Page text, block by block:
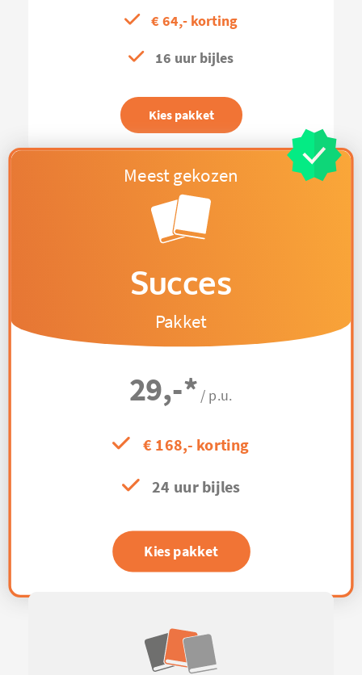
€ 64,- korting
16 uur bijles
Kies pakket
Succes
Pakket
29,-* / p.u.
€ 168,- korting
24 uur bijles
Kies pakket